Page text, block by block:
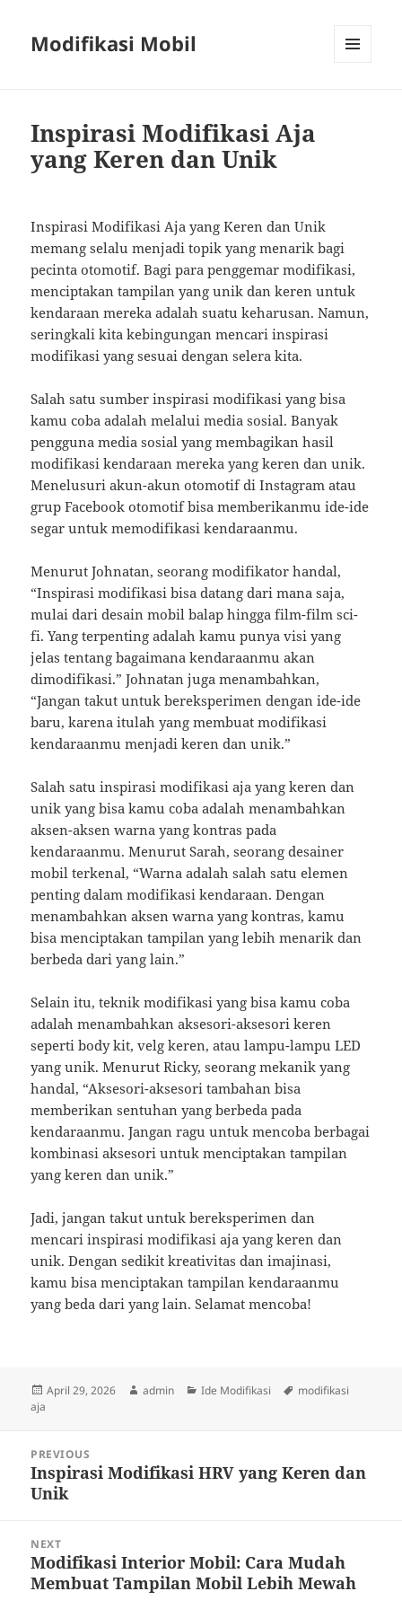
Modifikasi Mobil
Inspirasi Modifikasi Aja
yang Keren dan Unik
Inspirasi Modifikasi Aja yang Keren dan Unik
memang selalu menjadi topik yang menarik bagi
pecinta otomotif. Bagi para penggemar modifikasi,
menciptakan tampilan yang unik dan keren untuk
kendaraan mereka adalah suatu keharusan. Namun,
seringkali kita kebingungan mencari inspirasi
modifikasi yang sesuai dengan selera kita.
Salah satu sumber inspirasi modifikasi yang bisa
kamu coba adalah melalui media sosial. Banyak
pengguna media sosial yang membagikan hasil
modifikasi kendaraan mereka yang keren dan unik.
Menelusuri akun-akun otomotif di Instagram atau
grup Facebook otomotif bisa memberikanmu ide-ide
segar untuk memodifikasi kendaraanmu.
Menurut Johnatan, seorang modifikator handal,
“Inspirasi modifikasi bisa datang dari mana saja,
mulai dari desain mobil balap hingga film-film sci-
fi. Yang terpenting adalah kamu punya visi yang
jelas tentang bagaimana kendaraanmu akan
dimodifikasi.” Johnatan juga menambahkan,
“Jangan takut untuk bereksperimen dengan ide-ide
baru, karena itulah yang membuat modifikasi
kendaraanmu menjadi keren dan unik.”
Salah satu inspirasi modifikasi aja yang keren dan
unik yang bisa kamu coba adalah menambahkan
aksen-aksen warna yang kontras pada
kendaraanmu. Menurut Sarah, seorang desainer
mobil terkenal, “Warna adalah salah satu elemen
penting dalam modifikasi kendaraan. Dengan
menambahkan aksen warna yang kontras, kamu
bisa menciptakan tampilan yang lebih menarik dan
berbeda dari yang lain.”
Selain itu, teknik modifikasi yang bisa kamu coba
adalah menambahkan aksesori-aksesori keren
seperti body kit, velg keren, atau lampu-lampu LED
yang unik. Menurut Ricky, seorang mekanik yang
handal, “Aksesori-aksesori tambahan bisa
memberikan sentuhan yang berbeda pada
kendaraanmu. Jangan ragu untuk mencoba berbagai
kombinasi aksesori untuk menciptakan tampilan
yang keren dan unik.”
Jadi, jangan takut untuk bereksperimen dan
mencari inspirasi modifikasi aja yang keren dan
unik. Dengan sedikit kreativitas dan imajinasi,
kamu bisa menciptakan tampilan kendaraanmu
yang beda dari yang lain. Selamat mencoba!
Posted
April 29, 2026 Author
admin Categories
Ide Modifikasi Tags
modifikasi
aja
navigation
PREVIOUS
Previous
post:
Inspirasi Modifikasi HRV yang Keren dan
Unik
NEXT
Next
post:
Modifikasi Interior Mobil: Cara Mudah
Membuat Tampilan Mobil Lebih Mewah